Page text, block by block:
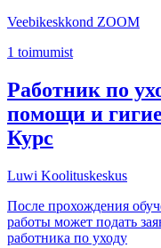
Veebikeskkond ZOOM
1 toimumist
Работник по
помощи и
Курс
Luwi Koolituskeskus
После прохождения
работы может подать
работника по уходу